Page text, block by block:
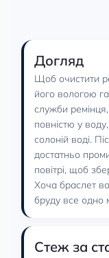
Догляд
Щоб очистити
його вологою
служби
повністю у
солоній воді.
достатньо
повітрі, щоб
Хоча браслет
бруду все одно
Стеж за